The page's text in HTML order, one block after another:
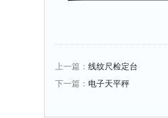
上一篇： 线纹尺检定台
下一篇： 电子天平秤